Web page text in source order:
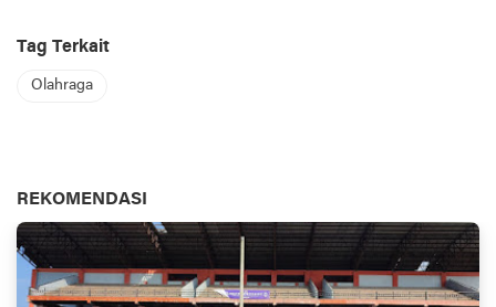
Tag Terkait
Olahraga
REKOMENDASI